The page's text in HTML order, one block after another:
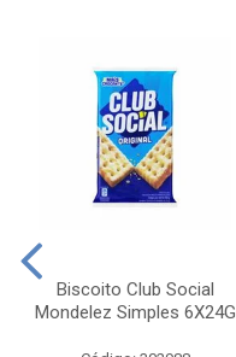
Biscoito Club Social
Mondelez Simples 6X24G